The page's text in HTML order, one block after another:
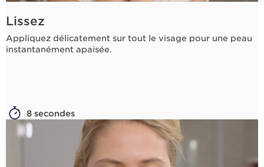
Lissez
Appliquez délicatement sur tout le visage pour une peau
instantanément apaisée.
8 secondes